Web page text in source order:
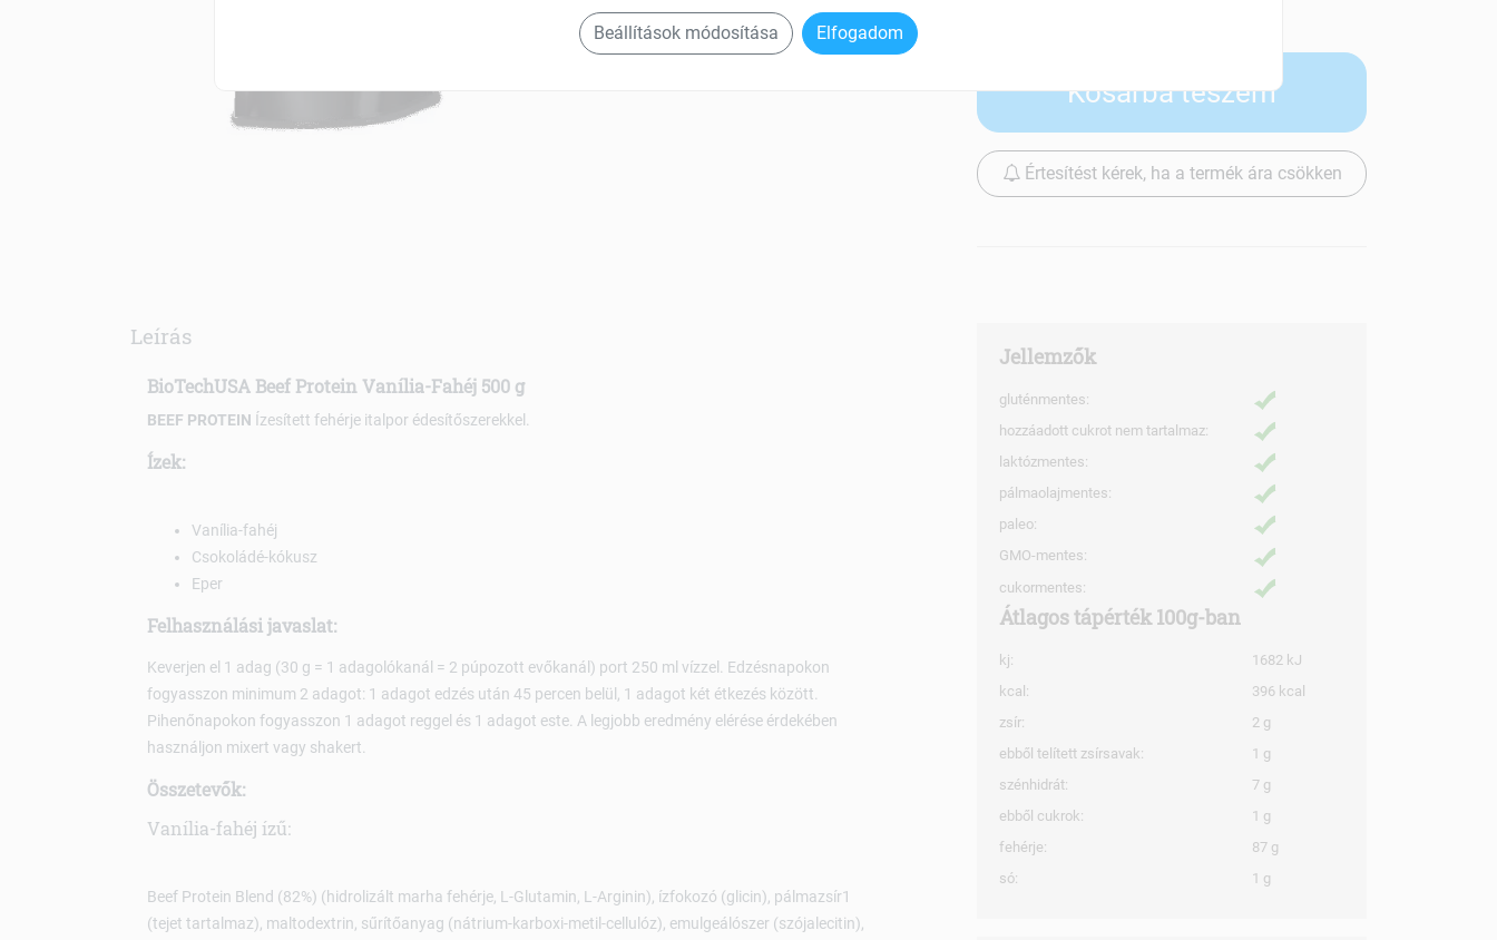
Kosárba teszem
Értesítést kérek, ha a termék ára csökken
Leírás
BioTechUSA Beef Protein Vanília-Fahéj 500 g
BEEF PROTEIN Ízesített fehérje italpor édesítőszerekkel.
Ízek:
Vanília-fahéj
Csokoládé-kókusz
Eper
Felhasználási javaslat:
Keverjen el 1 adag (30 g = 1 adagolókanál = 2 púpozott evőkanál) port 250 ml vízzel. Edzésnapokon
fogyasszon minimum 2 adagot: 1 adagot edzés után 45 percen belül, 1 adagot két étkezés között.
Pihenőnapokon fogyasszon 1 adagot reggel és 1 adagot este. A legjobb eredmény elérése érdekében
használjon mixert vagy shakert.
Összetevők:
Vanília-fahéj ízű:
Beef Protein Blend (82%) (hidrolizált marha fehérje, L-Glutamin, L-Arginin), ízfokozó (glicin), pálmazsír1
(tejet tartalmaz), maltodextrin, sűrítőanyag (nátrium-karboxi-metil-cellulóz), emulgeálószer (szójalecitin),
Jellemzők
gluténmentes:
hozzáadott cukrot nem tartalmaz:
laktózmentes:
pálmaolajmentes:
paleo:
GMO-mentes:
cukormentes:
Átlagos tápérték 100g-ban
kj:
1682 kJ
kcal:
396 kcal
zsír:
2 g
ebből telített zsírsavak:
1 g
szénhidrát:
7 g
ebből cukrok:
1 g
fehérje:
87 g
só:
1 g
Beállítások módosítása Elfogadom